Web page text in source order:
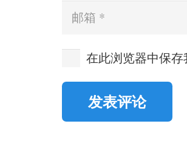
在此浏览器中保存
发表评论